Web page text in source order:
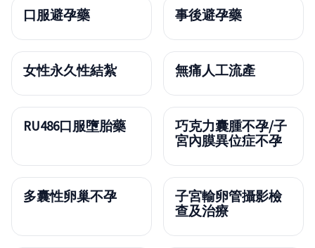
口服避孕藥 事後避孕藥
女性永久性結紮 無痛人工流產
RU486口服墮胎藥
巧克力囊腫不孕/子
宮內膜異位症不孕
多囊性卵巢不孕
子宮輸卵管攝影檢
查及治療